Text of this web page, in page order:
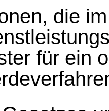
die
für ein